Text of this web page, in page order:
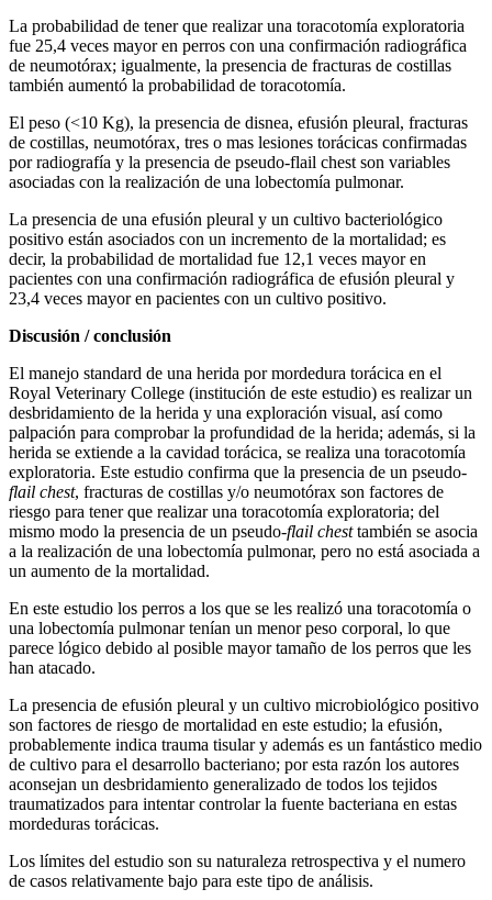
La probabilidad de tener que realizar una toracotomía exploratoria
fue 25,4 veces mayor en perros con una confirmación radiográfica
de neumotórax; igualmente, la presencia de fracturas de costillas
también aumentó la probabilidad de toracotomía.
El peso (<10 Kg), la presencia de disnea, efusión pleural, fracturas
de costillas, neumotórax, tres o mas lesiones torácicas confirmadas
por radiografía y la presencia de pseudo-flail chest son variables
asociadas con la realización de una lobectomía pulmonar.
La presencia de una efusión pleural y un cultivo bacteriológico
positivo están asociados con un incremento de la mortalidad; es
decir, la probabilidad de mortalidad fue 12,1 veces mayor en
pacientes con una confirmación radiográfica de efusión pleural y
23,4 veces mayor en pacientes con un cultivo positivo.
Discusión / conclusión
El manejo standard de una herida por mordedura torácica en el
Royal Veterinary College (institución de este estudio) es realizar un
desbridamiento de la herida y una exploración visual, así como
palpación para comprobar la profundidad de la herida; además, si la
herida se extiende a la cavidad torácica, se realiza una toracotomía
exploratoria. Este estudio confirma que la presencia de un pseudo-
flail chest, fracturas de costillas y/o neumotórax son factores de
riesgo para tener que realizar una toracotomía exploratoria; del
mismo modo la presencia de un pseudo-flail chesttambién se asocia
a la realización de una lobectomía pulmonar, pero no está asociada a
un aumento de la mortalidad.
En este estudio los perros a los que se les realizó una toracotomía o
una lobectomía pulmonar tenían un menor peso corporal, lo que
parece lógico debido al posible mayor tamaño de los perros que les
han atacado.
La presencia de efusión pleural y un cultivo microbiológico positivo
son factores de riesgo de mortalidad en este estudio; la efusión,
probablemente indica trauma tisular y además es un fantástico medio
de cultivo para el desarrollo bacteriano; por esta razón los autores
aconsejan un desbridamiento generalizado de todos los tejidos
traumatizados para intentar controlar la fuente bacteriana en estas
mordeduras torácicas.
Los límites del estudio son su naturaleza retrospectiva y el numero
de casos relativamente bajo para este tipo de análisis.